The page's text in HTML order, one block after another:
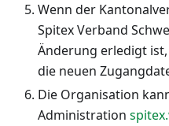
Wenn der
Spitex Verband
Änderung erledigt
die neuen
Die Organisation
Administration